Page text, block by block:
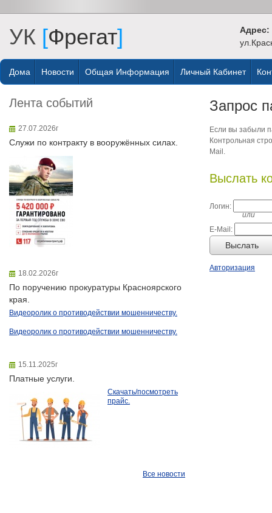
УК [Фрегат] Адрес:
Дома Новости Общая Информация Личный Кабинет
Лента событий
27.07.2026г
Служи по контракту в вооружённых силах.
18.02.2026г
По поручению прокуратуры Красноярского
края.
Видеоролик о противодействии мошенничеству.
Видеоролик о противодействии мошенничеству.
15.11.2025г
Платные услуги.
Скачать/посмотреть
прайс.
Все новости
Запрос
Если вы забыли
Контрольная
Mail.
Выслать
Логин:
или
E-Mail:
Выслать
Авторизация